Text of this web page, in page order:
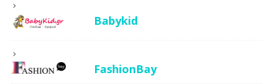
Babykid
FashionBay